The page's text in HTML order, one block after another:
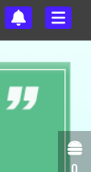
0